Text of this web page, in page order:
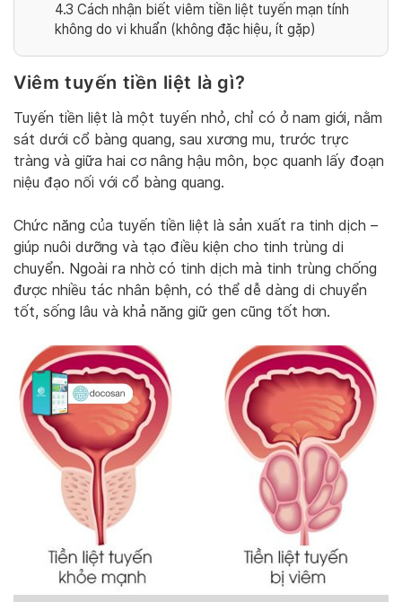
4.3 Cách nhận biết viêm tiền liệt tuyến mạn tính
không do vi khuẩn (không đặc hiệu, ít gặp)
Viêm tuyến tiền liệt là gì?
Tuyến tiền liệt là một tuyến nhỏ, chỉ có ở nam giới, nằm
sát dưới cổ bàng quang, sau xương mu, trước trực
tràng và giữa hai cơ nâng hậu môn, bọc quanh lấy đoạn
niệu đạo nối với cổ bàng quang.
Chức năng của tuyến tiền liệt là sản xuất ra tinh dịch –
giúp nuôi dưỡng và tạo điều kiện cho tinh trùng di
chuyển. Ngoài ra nhờ có tinh dịch mà tinh trùng chống
được nhiều tác nhân bệnh, có thể dễ dàng di chuyển
tốt, sống lâu và khả năng giữ gen cũng tốt hơn.